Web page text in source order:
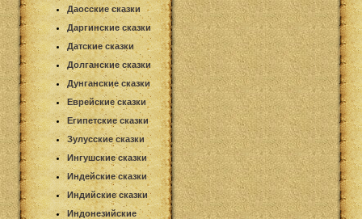
Даосские сказки
Даргинские сказки
Датские сказки
Долганские сказки
Дунганские сказки
Еврейские сказки
Египетские сказки
Зулусские сказки
Ингушские сказки
Индейские сказки
Индийские сказки
Индонезийские